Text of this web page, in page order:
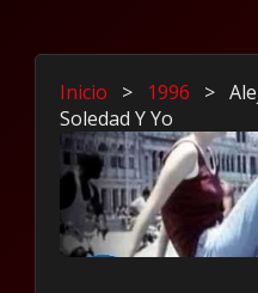
Inicio > 1996 >
Soledad Y Yo